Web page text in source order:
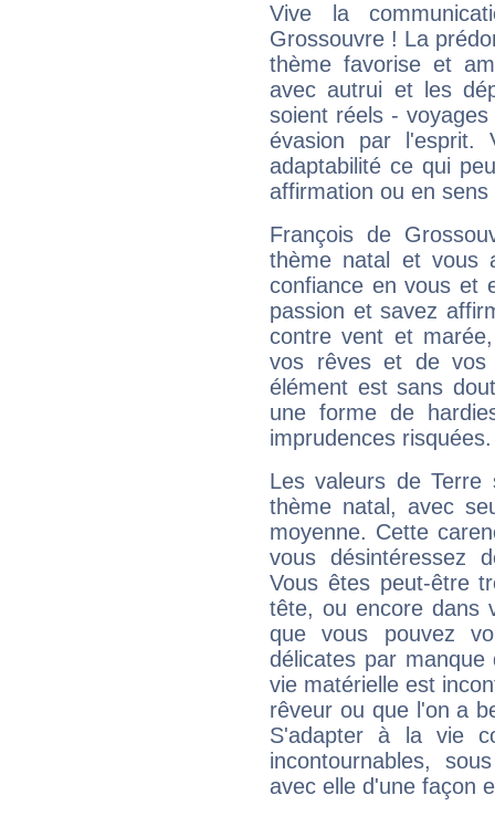
Vive la
Grossouvre ! La
thème favorise et
avec autrui et les
soient réels -
évasion par l'esprit.
adaptabilité ce qui
affirmation ou en
François de
thème natal et vous
confiance en vous et
passion et savez
contre vent et
vos rêves et de vos
élément est sans
une forme de
imprudences risquées.
Les valeurs de Terre
thème natal, avec
moyenne. Cette
vous désintéressez
Vous êtes peut-être
tête, ou encore dans
que vous pouvez
délicates par
vie matérielle est
rêveur ou que l'on a
S'adapter à la vie
incontournables,
avec elle d'une façon